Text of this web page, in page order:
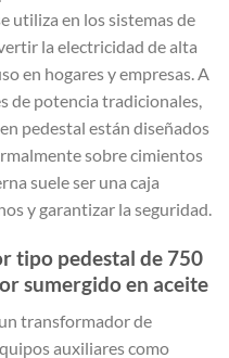
utiliza en los sistemas de
la electricidad de alta
en hogares y empresas. A
de potencia tradicionales,
pedestal están diseñados
sobre cimientos
suele ser una caja
y garantizar la seguridad.
tipo pedestal de 750
sumergido en aceite
transformador de
auxiliares como